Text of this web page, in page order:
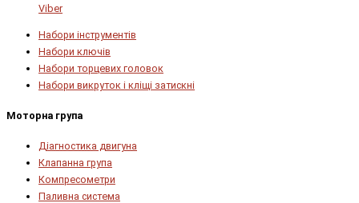
Viber
Набори інструментів
Набори ключів
Набори торцевих головок
Набори викруток і кліщі затискні
Моторна група
Діагностика двигуна
Клапанна група
Компресометри
Паливна система